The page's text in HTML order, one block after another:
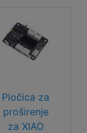
Pločica za
proširenje
za XIAO